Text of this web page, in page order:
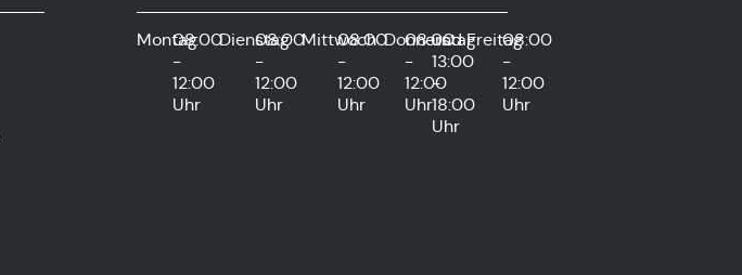
Montag08:00
-
12:00
Uhr
Dienstag
08:00
-
12:00
Uhr
Mittwoch
08:00
-
12:00
Uhr
Donnerstag
08:00
-
12:00
Uhr
und
13:00
-
18:00
Uhr
Freitag08:00
-
12:00
Uhr